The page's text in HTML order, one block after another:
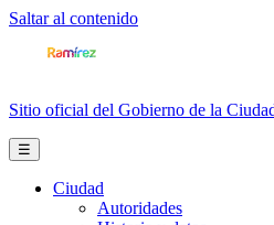
Saltar al contenido
Sitio oficial del Gobierno de la
☰
Ciudad
Autoridades